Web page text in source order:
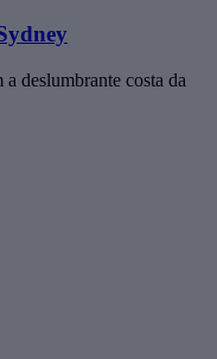
deslumbrante costa da